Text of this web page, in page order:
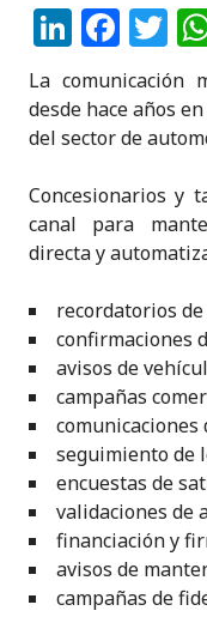
Li
n
k
e
dI
n
F
a
c
e
b
o
o
k
T
w
it
te
r
La comunicación
desde hace años
del sector de
Concesionarios y
canal para
directa y
recordatorios
confirmaciones
avisos de
campañas
comunicaciones
seguimiento de
encuestas de
validaciones de
financiación y
avisos de
campañas de